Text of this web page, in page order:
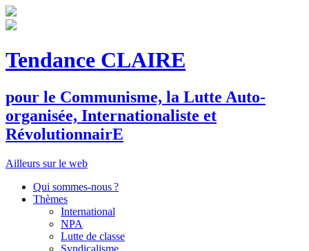
Tendance CLAIRE
pour le Communisme, la Lutte Auto-
organisée, Internationaliste et
RévolutionnairE
Ailleurs sur le web
Qui sommes-nous ?
Thèmes
International
NPA
Lutte de classe
Syndicalisme